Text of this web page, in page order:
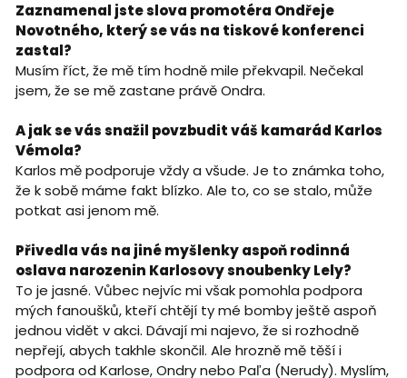
Zaznamenal jste slova promotéra Ondřeje
Novotného, který se vás na tiskové konferenci
zastal?
Musím říct, že mě tím hodně mile překvapil. Nečekal
jsem, že se mě zastane právě Ondra.
A jak se vás snažil povzbudit váš kamarád Karlos
Vémola?
Karlos mě podporuje vždy a všude. Je to známka toho,
že k sobě máme fakt blízko. Ale to, co se stalo, může
potkat asi jenom mě.
Přivedla vás na jiné myšlenky aspoň rodinná
oslava narozenin Karlosovy snoubenky Lely?
To je jasné. Vůbec nejvíc mi však pomohla podpora
mých fanoušků, kteří chtějí ty mé bomby ještě aspoň
jednou vidět v akci. Dávají mi najevo, že si rozhodně
nepřejí, abych takhle skončil. Ale hrozně mě těší i
podpora od Karlose, Ondry nebo Paľa (Nerudy). Myslím,